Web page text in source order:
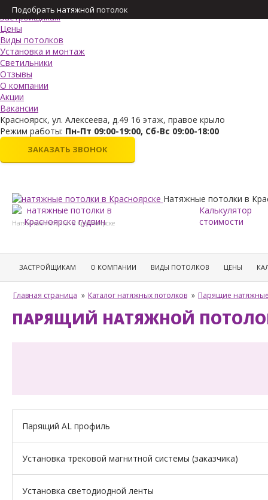
Меню
Застройщикам
Цены
Виды потолков
Установка и монтаж
Светильники
Отзывы
О компании
Акции
Вакансии
Красноярск, ул. Алексеева, д.49 16 этаж, правое крыло
Режим работы: Пн-Пт 09:00-19:00, Сб-Вс 09:00-18:00
ЗАКАЗАТЬ ЗВОНОК
Подобрать натяжной потолок
Натяжные потолки в
Натяжные потолки в Красноярске
Калькулятор
стоимости
ЗАСТРОЙЩИКАМ О КОМПАНИИ ВИДЫ ПОТОЛКОВ ЦЕНЫ
Главная страница » Каталог натяжных потолков » Парящие
ПАРЯЩИЙ НАТЯЖНОЙ
Парящий AL профиль
Установка трековой магнитной системы (заказчика)
Установка светодиодной ленты